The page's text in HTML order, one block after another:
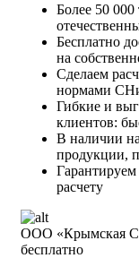
Более 50
Бесплатно
на
Сделаем
нормами
Гибкие и
клиентов:
В наличии
продукции,
Гарантируем
расчету
ООО «Крымская
бесплатно